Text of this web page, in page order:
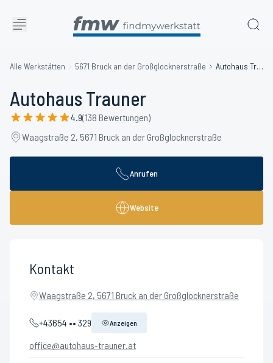
Alle Werkstätten 5671 Bruck an der Großglocknerstraße Autohaus Trauner
Autohaus Trauner
4.9(138 Bewertungen)
Waagstraße 2, 5671 Bruck an der Großglocknerstraße
Anrufen
Website
Kontakt
Waagstraße 2, 5671 Bruck an der Großglocknerstraße
+43654 •• 329 Anzeigen
office@autohaus-trauner.at